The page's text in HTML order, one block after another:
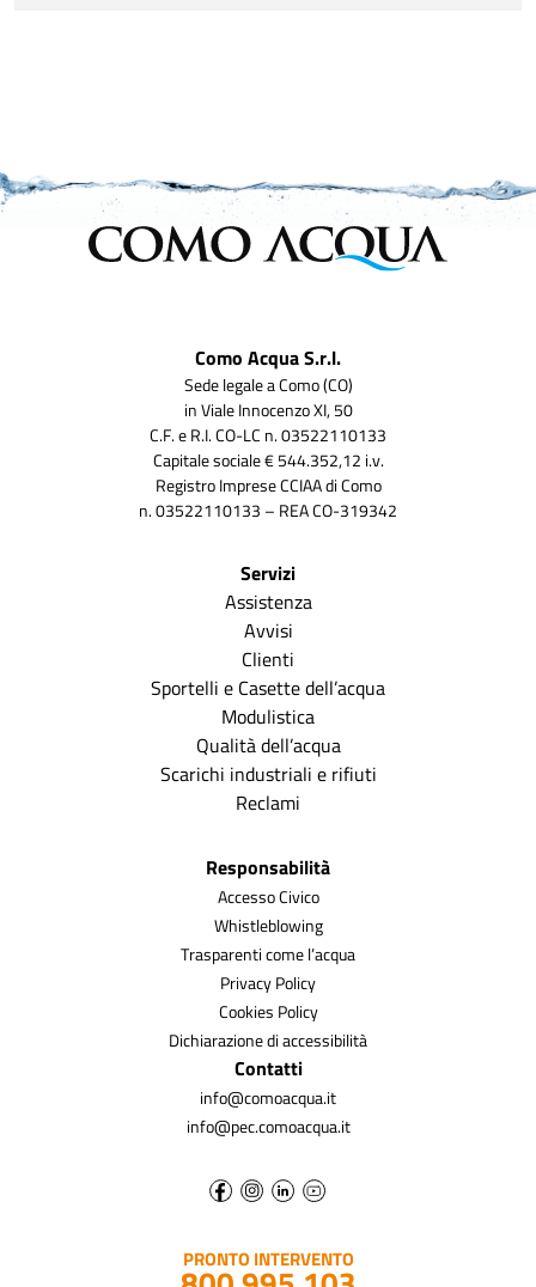
Como Acqua S.r.l.
Sede legale a Como (CO)
in Viale Innocenzo XI, 50
C.F. e R.I. CO-LC n. 03522110133
Capitale sociale € 544.352,12 i.v.
Registro Imprese CCIAA di Como
n. 03522110133 – REA CO-319342
Servizi
Assistenza
Avvisi
Clienti
Sportelli e Casette dell’acqua
Modulistica
Qualità dell’acqua
Scarichi industriali e rifiuti
Reclami
Responsabilità
Accesso Civico
Whistleblowing
Trasparenti come l’acqua
Privacy Policy
Cookies Policy
Dichiarazione di accessibilità
Contatti
info@comoacqua.it
info@pec.comoacqua.it
PRONTO INTERVENTO